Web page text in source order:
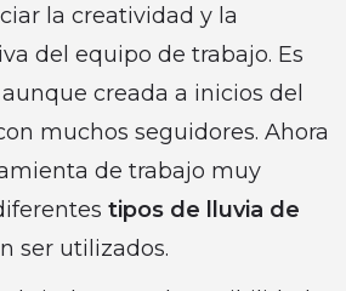
la creatividad y la
del equipo de trabajo. Es
creada a inicios del
muchos seguidores. Ahora
de trabajo muy
tipos de lluvia de
ser utilizados.